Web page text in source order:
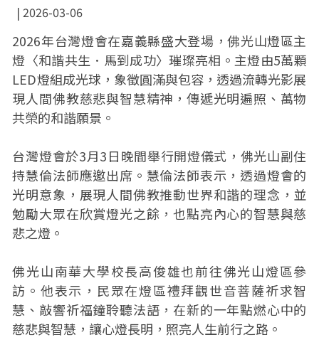
2026-03-06
2026年台灣燈會在嘉義縣盛大登場，佛光山燈區主
燈〈和諧共生．馬到成功〉璀璨亮相。主燈由5萬顆
LED燈組成光球，象徵圓滿與包容，透過流轉光影展
現人間佛教慈悲與智慧精神，傳遞光明遍照、萬物
共榮的和諧願景。
台灣燈會於3月3日晚間舉行開燈儀式，佛光山副住
持慧倫法師應邀出席。慧倫法師表示，透過燈會的
光明意象，展現人間佛教推動世界和諧的理念，並
勉勵大眾在欣賞燈光之餘，也點亮內心的智慧與慈
悲之燈。
佛光山南華大學校長高俊雄也前往佛光山燈區參
訪。他表示，民眾在燈區禮拜觀世音菩薩祈求智
慧、敲響祈福鐘聆聽法語，在新的一年點燃心中的
慈悲與智慧，讓心燈長明，照亮人生前行之路。